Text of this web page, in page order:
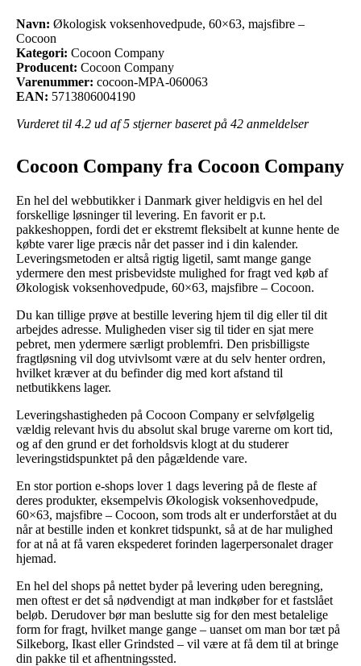
Navn: Økologisk voksenhovedpude, 60×63, majsfibre –
Cocoon
Kategori: Cocoon Company
Producent: Cocoon Company
Varenummer: cocoon-MPA-060063
EAN: 5713806004190
Vurderet til 4.2 ud af 5 stjerner baseret på 42 anmeldelser
Cocoon Company fra Cocoon Company
En hel del webbutikker i Danmark giver heldigvis en hel del
forskellige løsninger til levering. En favorit er p.t.
pakkeshoppen, fordi det er ekstremt fleksibelt at kunne hente de
købte varer lige præcis når det passer ind i din kalender.
Leveringsmetoden er altså rigtig ligetil, samt mange gange
ydermere den mest prisbevidste mulighed for fragt ved køb af
Økologisk voksenhovedpude, 60×63, majsfibre – Cocoon.
Du kan tillige prøve at bestille levering hjem til dig eller til dit
arbejdes adresse. Muligheden viser sig til tider en sjat mere
pebret, men ydermere særligt problemfri. Den prisbilligste
fragtløsning vil dog utvivlsomt være at du selv henter ordren,
hvilket kræver at du befinder dig med kort afstand til
netbutikkens lager.
Leveringshastigheden på Cocoon Company er selvfølgelig
vældig relevant hvis du absolut skal bruge varerne om kort tid,
og af den grund er det forholdsvis klogt at du studerer
leveringstidspunktet på den pågældende vare.
En stor portion e-shops lover 1 dags levering på de fleste af
deres produkter, eksempelvis Økologisk voksenhovedpude,
60×63, majsfibre – Cocoon, som trods alt er underforstået at du
når at bestille inden et konkret tidspunkt, så at de har mulighed
for at nå at få varen ekspederet forinden lagerpersonalet drager
hjemad.
En hel del shops på nettet byder på levering uden beregning,
men oftest er det så nødvendigt at man indkøber for et fastslået
beløb. Derudover bør man beslutte sig for den mest betalelige
form for fragt, hvilket mange gange – uanset om man bor tæt på
Silkeborg, Ikast eller Grindsted – vil være at få dem til at bringe
din pakke til et afhentningssted.